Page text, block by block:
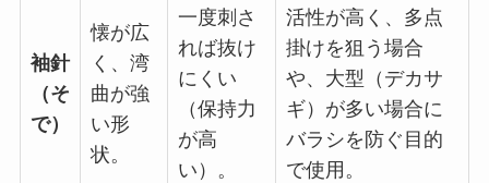
袖針
（そ
で）
懐が広
く、湾
曲が強
い形
状。
一度刺さ
れば抜け
にくい
（保持力
が高
い）。
活性が高く、多点
掛けを狙う場合
や、大型（デカサ
ギ）が多い場合に
バラシを防ぐ目的
で使用。